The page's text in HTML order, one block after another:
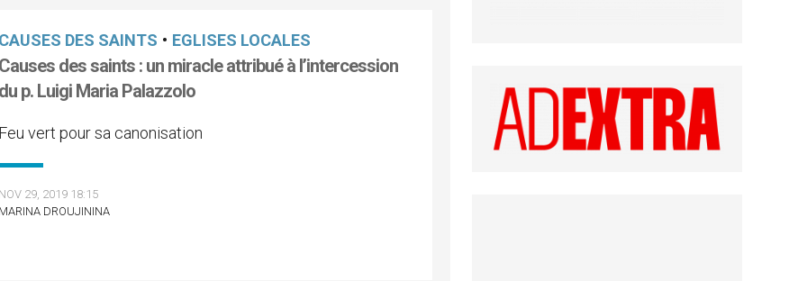
CAUSES DES SAINTS • EGLISES LOCALES
Causes des saints : un miracle attribué à l’intercession
du p. Luigi Maria Palazzolo
Feu vert pour sa canonisation
NOV 29, 2019 18:15
MARINA DROUJININA